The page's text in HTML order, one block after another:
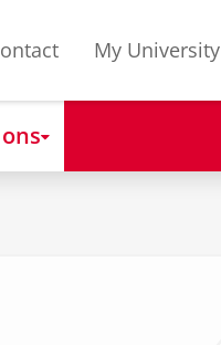
My University